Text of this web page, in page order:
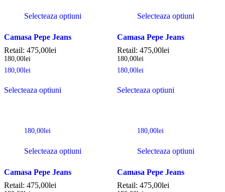
Selecteaza optiuni
Camasa Pepe Jeans
Retail: 475,00lei
180,00lei
180,00lei
Selecteaza optiuni
Selecteaza optiuni
Camasa Pepe Jeans
Retail: 475,00lei
180,00lei
180,00lei
Selecteaza optiuni
180,00lei
Selecteaza optiuni
Camasa Pepe Jeans
Retail: 475,00lei
180,00lei
Selecteaza optiuni
Camasa Pepe Jeans
Retail: 475,00lei